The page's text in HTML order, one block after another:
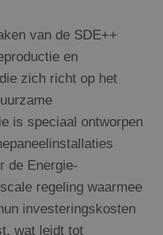
van de SDE++
en
zich richt op het
is speciaal ontworpen
de Energie-
regeling waarmee
investeringskosten
wat leidt tot